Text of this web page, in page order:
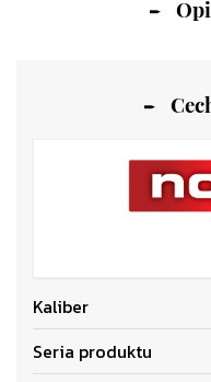
Kaliber
Seria produktu